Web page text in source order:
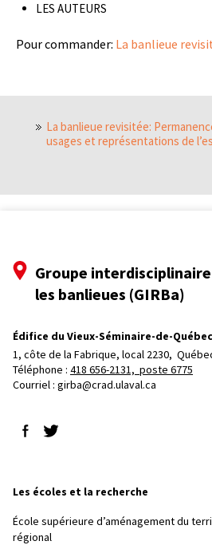
LES AUTEURS
Pour commander: La banlieue
La banlieue revisitée:
usages et représentations de
Groupe
les banlieues (GIRBa)
Édifice du Vieux-Séminaire-de-Québec
1, côte de la Fabrique, local 2230,
Téléphone : 418 656-2131, poste 6775
Courriel : girba@crad.ulaval.ca
Suivez-nous sur Facebook
Suivez-nous sur Twitter
Les écoles et la recherche
École supérieure d’aménagement du
régional